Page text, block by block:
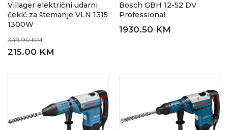
Villager električni udarni
čekić za štemanje VLN 1315
1300W
349.90 KM
215.00 KM
Bosch GBH 12-52 DV
Professional
1930.50 KM